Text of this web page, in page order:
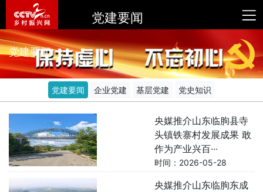
党建要闻
党建要闻
党建要闻 企业党建 基层党建 党史知识
央媒推介山东临朐县寺
头镇铁寨村发展成果 敢
作为产业兴百···
时间：2026-05-28
央媒推介山东临朐东成